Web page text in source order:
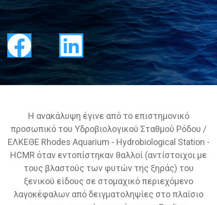
Η ανακάλυψη έγινε από το επιστημονικό
προσωπικό του Υδροβιολογικού Σταθμού Ρόδου /
ΕΛΚΕΘΕ Rhodes Αquarium - Hydrobiological Station -
HCMR όταν εντοπίστηκαν θαλλοί (αντίστοιχοι με
τους βλαστούς των φυτών της ξηράς) του
ξενικού είδους σε στομαχικό περιεχόμενο
λαγοκέφαλων από δειγματοληψίες στο πλαίσιο